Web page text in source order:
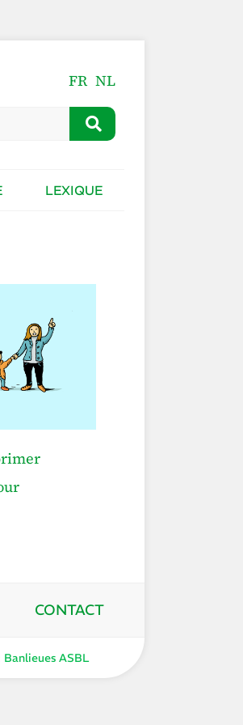
FR NL
LEXIQUE
CONTACT
Banlieues ASBL